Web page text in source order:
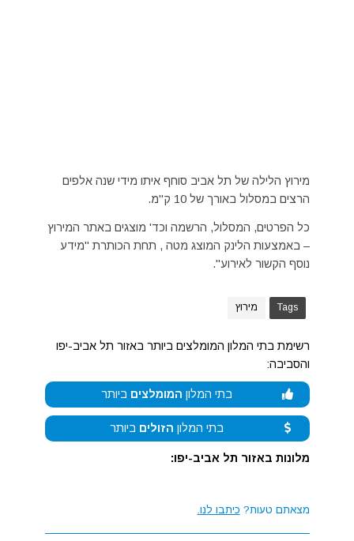
מירוץ הלילה של תל אביב סוחף איתו מידי שנה אלפים
הרצים במסלול באורך של 10 ק"מ.
כל הפרטים, המסלול, הרשמה וכד' מוצגים באתר המירוץ
– באמצעות הלינק המוצג מטה , תחת הכותרת "מידע
נוסף הקשור לאירוע".
Tags מירוץ
רשימת בתי המלון המומלצים ביותר באזור תל אביב-יפו
והסביבה:
בתי המלון המומלצים ביותר
בתי המלון הזולים ביותר
מלונות באזור תל אביב-יפו:
מצאתם טעות? כיתבו לנו.